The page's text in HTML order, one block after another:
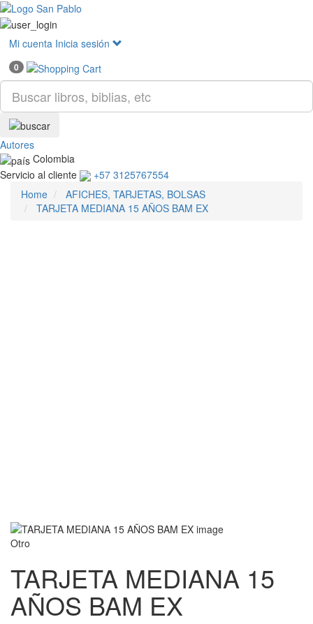
Mi cuenta Inicia sesión
0
Autores
Colombia
Servicio al cliente
+57 3125767554
Home
AFICHES, TARJETAS, BOLSAS
TARJETA MEDIANA 15 AÑOS BAM EX
Otro
TARJETA MEDIANA 15
AÑOS BAM EX